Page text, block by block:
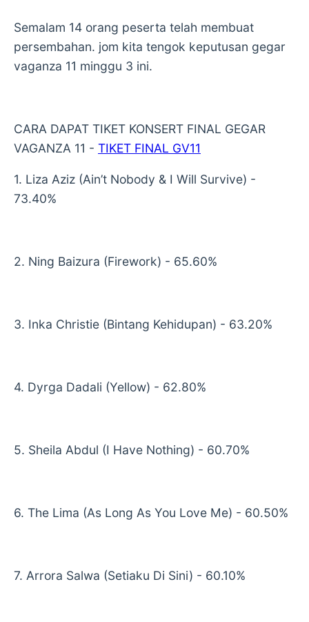
Semalam 14 orang peserta telah membuat
persembahan. jom kita tengok keputusan gegar
vaganza 11 minggu 3 ini.
CARA DAPAT TIKET KONSERT FINAL GEGAR
VAGANZA 11 - TIKET FINAL GV11
1. Liza Aziz (Ain’t Nobody & I Will Survive) -
73.40%
2. Ning Baizura (Firework) - 65.60%
3. Inka Christie (Bintang Kehidupan) - 63.20%
4. Dyrga Dadali (Yellow) - 62.80%
5. Sheila Abdul (I Have Nothing) - 60.70%
6. The Lima (As Long As You Love Me) - 60.50%
7. Arrora Salwa (Setiaku Di Sini) - 60.10%